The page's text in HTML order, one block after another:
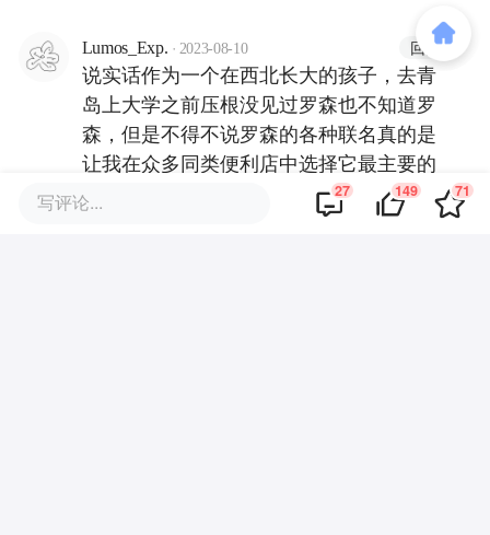
变。
Lumos_Exp. · 2023-08-10 回复
说实话作为一个在西北长大的孩子，去青
岛上大学之前压根没见过罗森也不知道罗
森，但是不得不说罗森的各种联名真的是
让我在众多同类便利店中选择它最主要的
原因
写评论... 27 149 71